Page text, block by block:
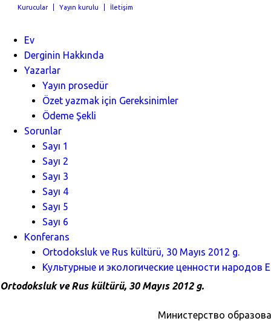
Kurucular Yayın kurulu İletişim
Ev
Derginin Hakkında
Yazarlar
Yayın prosedür
Özet yazmak için Gereksinimler
Ödeme Şekli
Sorunlar
Sayı 1
Sayı 2
Sayı 3
Sayı 4
Sayı 5
Sayı 6
Konferans
Ortodoksluk ve Rus kültürü, 30 Mayıs 2012 g.
Культурные и экологические ценности народов
Ortodoksluk ve Rus kültürü, 30 Mayıs 2012 g.
Министерство